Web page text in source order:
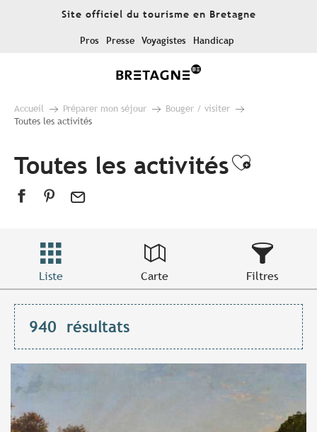
Site officiel du tourisme en Bretagne
Pros Presse Voyagistes Handicap
Accueil Préparer mon séjour
Bouger / visiter
Toutes les activités
Toutes les activités
Liste Carte Filtres
940 résultats